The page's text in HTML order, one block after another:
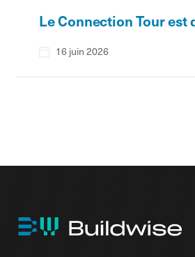
Le Connection Tour
16 juin 2026